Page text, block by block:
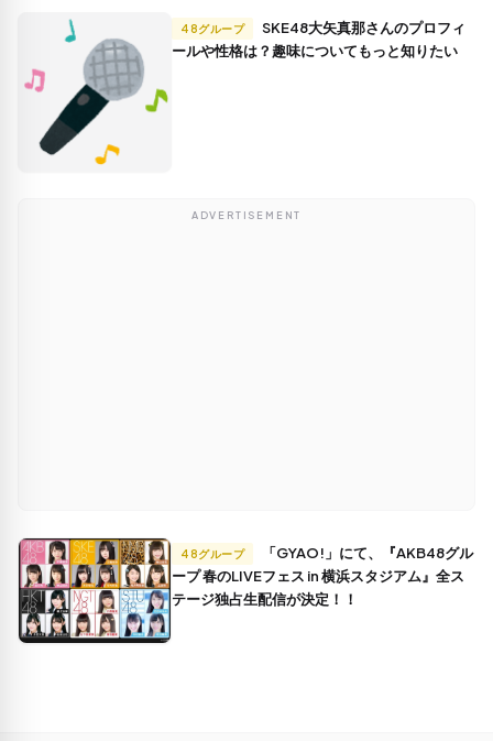
48グループ
ールや性格は？趣味についてもっと知りたい
ADVERTISEMENT
48グループ
ープ 春のLIVEフェス in 横浜スタジアム』全ス
テージ独占生配信が決定！！